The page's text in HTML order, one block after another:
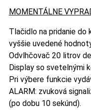
MOMENTÁLNE
Tlačidlo na pridanie do
vyššie uvedené
Odvlhčovač 20 litrov
Display so svetelnými
Pri výbere funkcie
ALARM: zvuková
(po dobu 10 sekúnd).